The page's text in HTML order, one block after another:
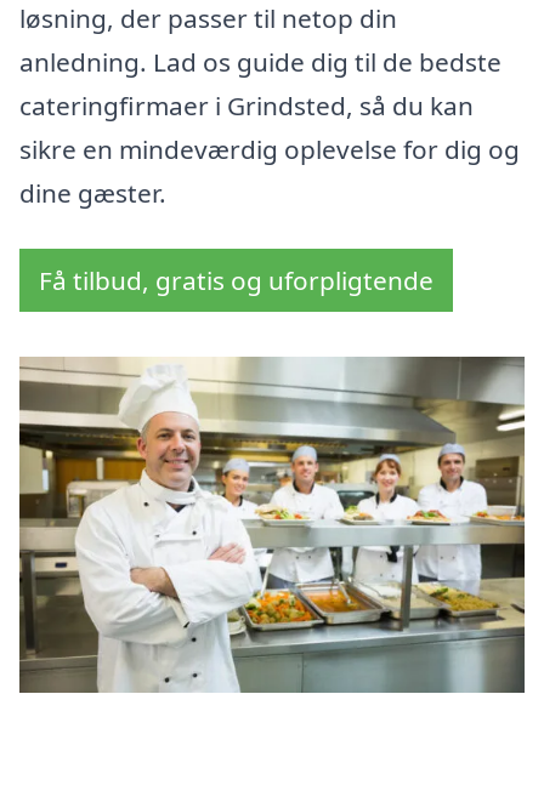
løsning, der passer til netop din
anledning. Lad os guide dig til de bedste
cateringfirmaer i Grindsted, så du kan
sikre en mindeværdig oplevelse for dig og
dine gæster.
Få tilbud, gratis og uforpligtende